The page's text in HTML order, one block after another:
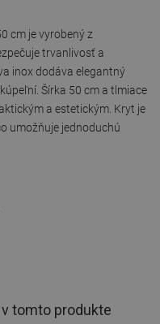
cm je vyrobený z
trvanlivosť a
inox dodáva elegantný
Šírka 50 cm a tlmiace
a estetickým. Kryt je
umožňuje jednoduchú
tomto produkte